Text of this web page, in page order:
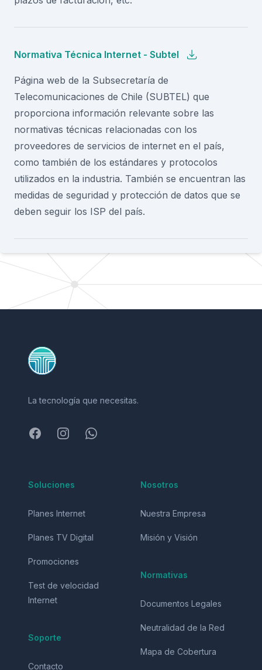
Normativa Técnica Internet - Subtel
Página web de la Subsecretaría de
Telecomunicaciones de Chile (SUBTEL) que
proporciona información relevante sobre las
normativas técnicas relacionadas con los
proveedores de servicios de internet en el país,
como también de los estándares y protocolos
utilizados en la industria. También se encuentran las
medidas de seguridad y protección de datos que se
deben seguir los ISP del país.
La tecnología que necesitas.
FacebookInstagramWhatsApp
Soluciones
Planes Internet
Planes TV Digital
Promociones
Test de velocidad
Internet
Soporte
Contacto
Nosotros
Nuestra Empresa
Misión y Visión
Normativas
Documentos Legales
Neutralidad de la Red
Mapa de Cobertura